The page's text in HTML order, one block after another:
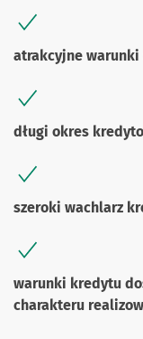
atrakcyjne warunki
długi okres
szeroki wachlarz
warunki kredytu
charakteru